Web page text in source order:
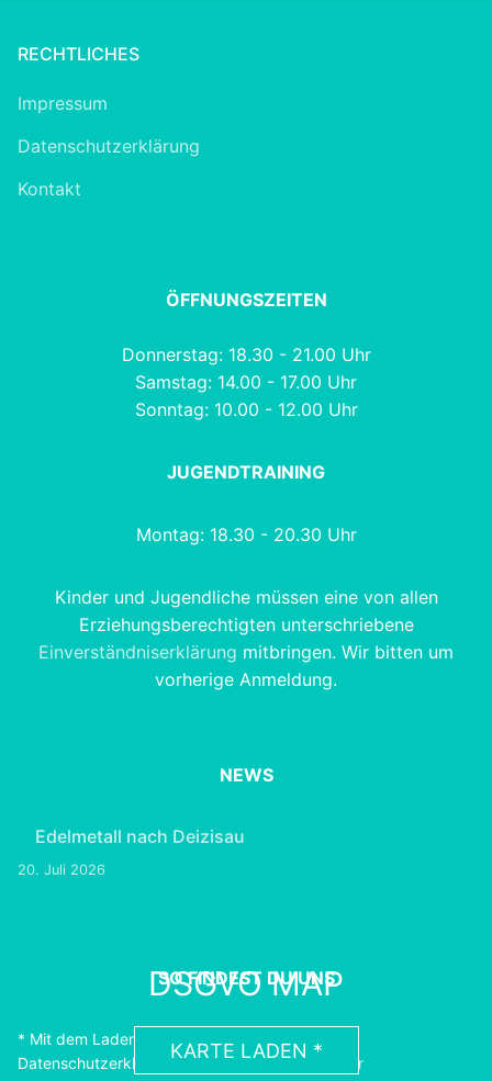
RECHTLICHES
Impressum
Datenschutzerklärung
Kontakt
ÖFFNUNGSZEITEN
Donnerstag: 18.30 - 21.00 Uhr
Samstag: 14.00 - 17.00 Uhr
Sonntag: 10.00 - 12.00 Uhr
JUGENDTRAINING
Montag: 18.30 - 20.30 Uhr
Kinder und Jugendliche müssen eine von allen
Erziehungsberechtigten unterschriebene
Einverständniserklärung mitbringen. Wir bitten um
vorherige Anmeldung.
NEWS
Edelmetall nach Deizisau
20. Juli 2026
SO FINDEST DU UNS
DSGVO MAP
KARTE LADEN *
* Mit dem Laden der Karte akzeptierst du die
Datenschutzerklärung von Google.Erfahre Mehr